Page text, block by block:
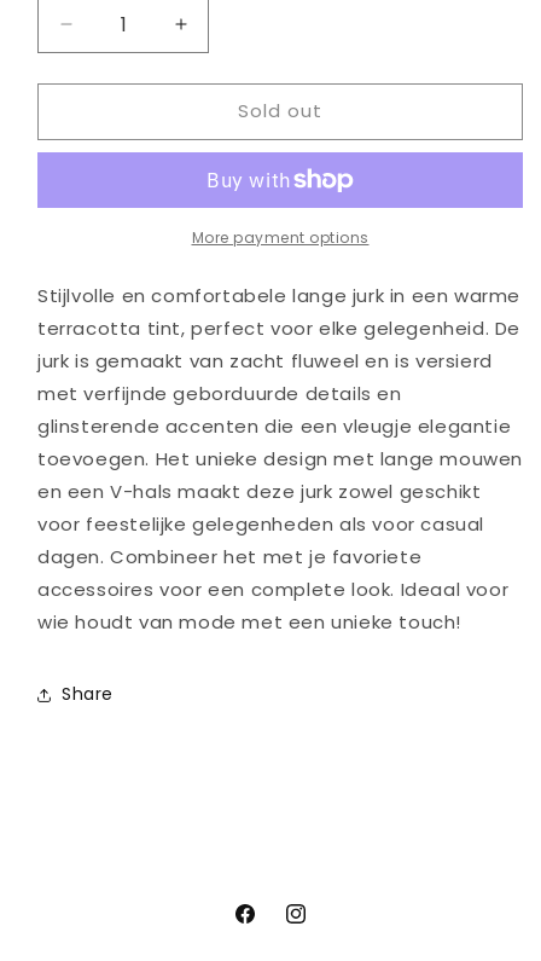
Decrease
quantity
for
mixed
Increase
quantity
for
Peach
mixed
Sold out
More payment options
Stijlvolle en comfortabele lange jurk in een warme
terracotta tint, perfect voor elke gelegenheid. De
jurk is gemaakt van zacht fluweel en is versierd
met verfijnde geborduurde details en
glinsterende accenten die een vleugje elegantie
toevoegen. Het unieke design met lange mouwen
en een V-hals maakt deze jurk zowel geschikt
voor feestelijke gelegenheden als voor casual
dagen. Combineer het met je favoriete
accessoires voor een complete look. Ideaal voor
wie houdt van mode met een unieke touch!
Share
FacebookInstagram